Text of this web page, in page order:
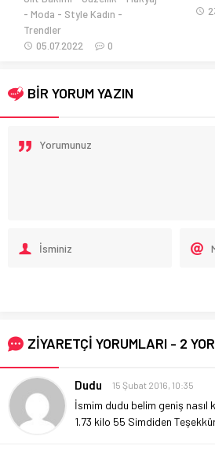
Moda
Style Kadın
Trendler
05.07.2022
0
BİR YORUM YAZIN
ZİYARETÇİ YORUMLARI - 2
Dudu 15 Şubat 2016, 10:35
İsmim dudu belim geniş nasıl
1.73 kilo 55 Simdiden